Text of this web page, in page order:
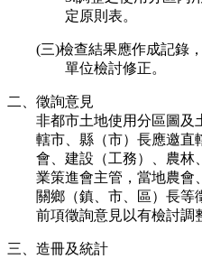
定原則表。
(三)檢查結果應作成記錄
單位檢討修正。
二、徵詢意見
非都市土地使用分區圖及
轄市、縣（市）長應邀直
會、建設（工務）、農林
業策進會主管，當地農會
關鄉（鎮、市、區）長等
前項徵詢意見以有檢討調
三、造冊及統計